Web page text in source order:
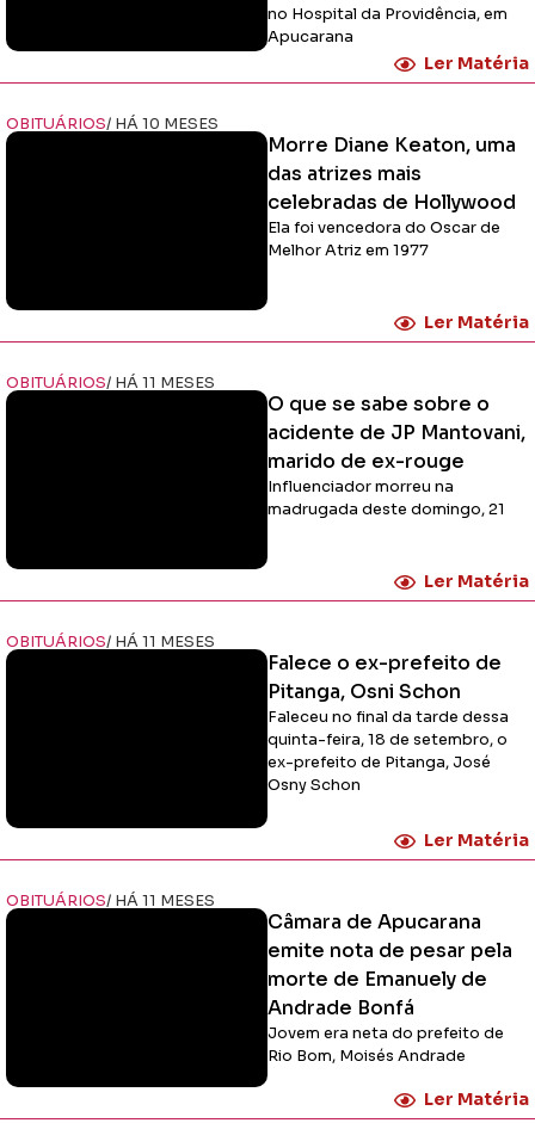
no Hospital da Providência, em
Apucarana
Ler Matéria
OBITUÁRIOS/ HÁ 10 MESES
Morre Diane Keaton, uma
das atrizes mais
celebradas de Hollywood
Ela foi vencedora do Oscar de
Melhor Atriz em 1977
Ler Matéria
OBITUÁRIOS/ HÁ 11 MESES
O que se sabe sobre o
acidente de JP Mantovani,
marido de ex-rouge
Influenciador morreu na
madrugada deste domingo, 21
Ler Matéria
OBITUÁRIOS/ HÁ 11 MESES
Falece o ex-prefeito de
Pitanga, Osni Schon
Faleceu no final da tarde dessa
quinta-feira, 18 de setembro, o
ex-prefeito de Pitanga, José
Osny Schon
Ler Matéria
OBITUÁRIOS/ HÁ 11 MESES
Câmara de Apucarana
emite nota de pesar pela
morte de Emanuely de
Andrade Bonfá
Jovem era neta do prefeito de
Rio Bom, Moisés Andrade
Ler Matéria